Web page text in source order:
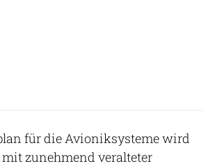
für die Avioniksysteme wird
mit zunehmend veralteter